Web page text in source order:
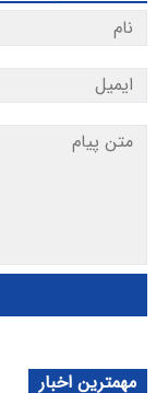
مهمترین اخبار